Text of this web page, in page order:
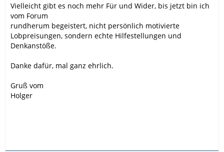
Vielleicht gibt es noch mehr Für und Wider, bis jetzt bin ich
vom Forum
rundherum begeistert, nicht persönlich motivierte
Lobpreisungen, sondern echte Hilfestellungen und
Denkanstöße.
Danke dafür, mal ganz ehrlich.
Gruß vom
Holger